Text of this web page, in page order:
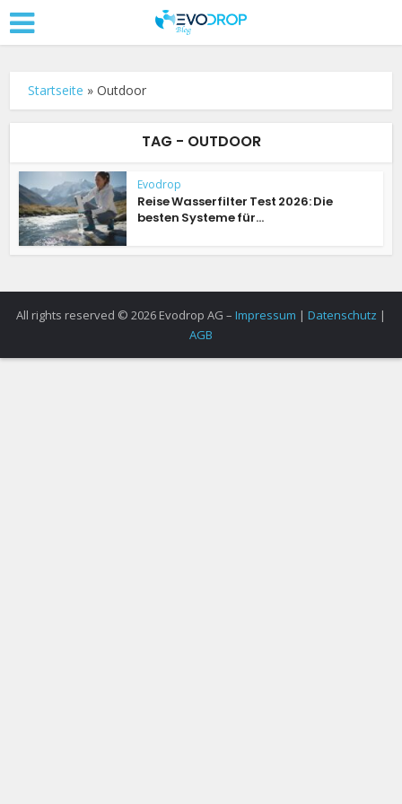
Startseite »Outdoor
TAG - OUTDOOR
Evodrop
Reise Wasserfilter Test 2026: Die
besten Systeme für...
All rights reserved © 2026 Evodrop AG – Impressum | Datenschutz |
AGB